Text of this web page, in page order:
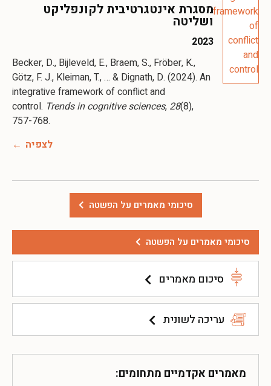
סיכומי מאמרים על הפשטה
סיכום מאמרים
עריכה לשונית
מאמרים אקדמיים מתחומים:
מסגרת אינטגרטיבית לקונפליקט
ושליטה
2023
Becker, D., Bijleveld, E., Braem, S., Fröber, K.,
Götz, F. J., Kleiman, T., … & Dignath, D. (2024). An
integrative framework of conflict and
control. Trends in cognitive sciences, 28(8),
757-768.
לצפיה
סיכומי מאמרים על הפשטה